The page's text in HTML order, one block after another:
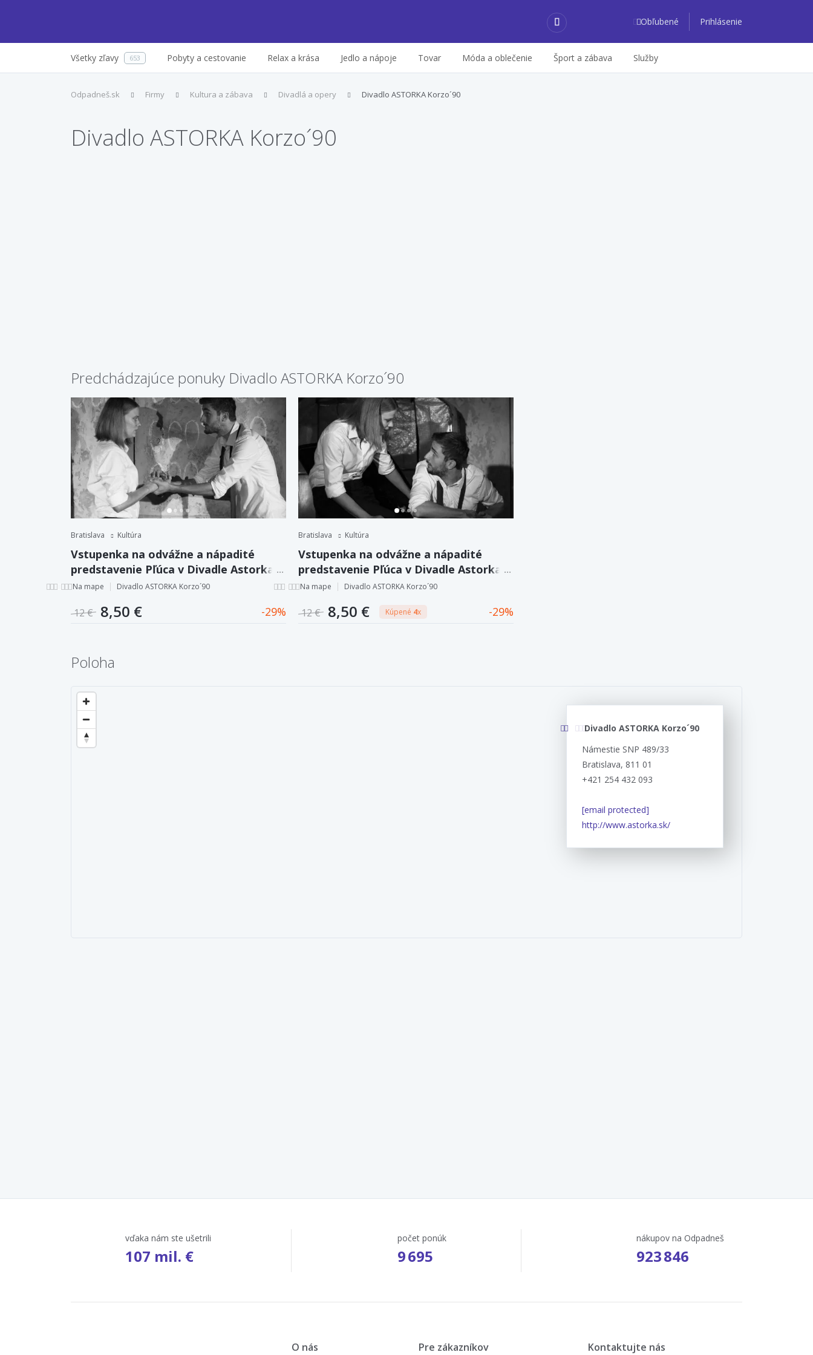
Obľubené Prihlásenie
Všetky zľavy 653 Pobyty a cestovanie Relax a krása Jedlo a nápoje Tovar Móda a oblečenie Šport a zábava Služby
Odpadneš.sk Firmy Kultura a zábava Divadlá a opery Divadlo ASTORKA Korzo´90
Divadlo ASTORKA Korzo´90
Predchádzajúce ponuky Divadlo ASTORKA Korzo´90
Bratislava Kultúra
Vstupenka na odvážne a nápadité
predstavenie Pľúca v Divadle Astorka
Korzo´90.
Na mape Divadlo ASTORKA Korzo´90
12 € 8,50 € 29
Bratislava Kultúra
Vstupenka na odvážne a nápadité
predstavenie Pľúca v Divadle Astorka
Korzo´90.
Na mape Divadlo ASTORKA Korzo´90
12 € 8,50 € Kúpené 4x 29
Poloha
Divadlo ASTORKA Korzo´90
Námestie SNP 489/33
Bratislava, 811 01
+421 254 432 093
[email protected]
http://www.astorka.sk/
vďaka nám ste ušetrili
107 mil. €
počet ponúk
9 695
nákupov na Odpadneš
923 846
O nás Pre zákazníkov Kontaktujte nás